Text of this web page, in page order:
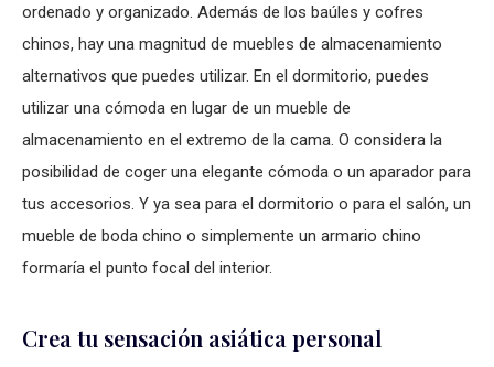
ordenado y organizado. Además de los baúles y cofres
chinos, hay una magnitud de muebles de almacenamiento
alternativos que puedes utilizar. En el dormitorio, puedes
utilizar una cómoda en lugar de un mueble de
almacenamiento en el extremo de la cama. O considera la
posibilidad de coger una elegante cómoda o un aparador para
tus accesorios. Y ya sea para el dormitorio o para el salón, un
mueble de boda chino o simplemente un armario chino
formaría el punto focal del interior.
Crea tu sensación asiática personal